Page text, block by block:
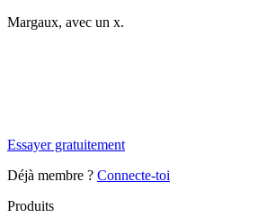
Margaux, avec un x.
Essayer gratuitement
Déjà membre ? Connecte-toi
Produits